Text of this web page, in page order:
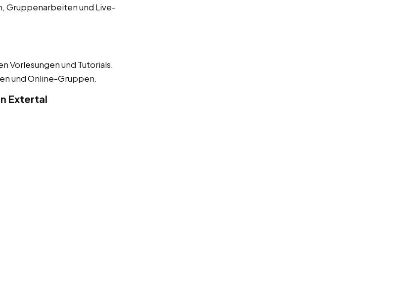
Gruppenarbeiten und Live-
Vorlesungen und Tutorials.
und Online-Gruppen.
Extertal